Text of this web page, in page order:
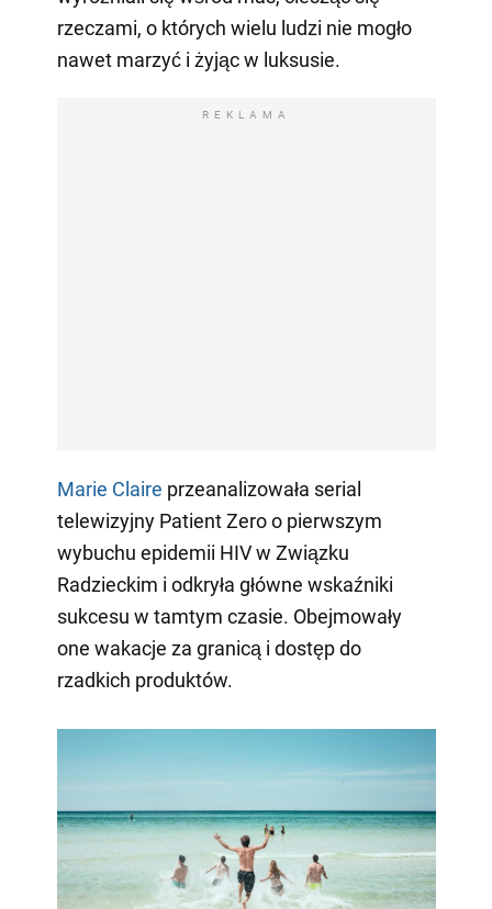
rzeczami, o których wielu ludzi nie mogło
nawet marzyć i żyjąc w luksusie.
REKLAMA
Marie Claire przeanalizowała serial
telewizyjny Patient Zero o pierwszym
wybuchu epidemii HIV w Związku
Radzieckim i odkryła główne wskaźniki
sukcesu w tamtym czasie. Obejmowały
one wakacje za granicą i dostęp do
rzadkich produktów.